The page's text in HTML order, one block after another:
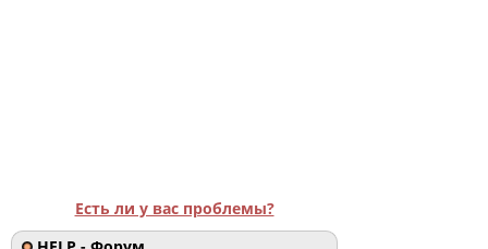
Есть ли у вас проблемы?